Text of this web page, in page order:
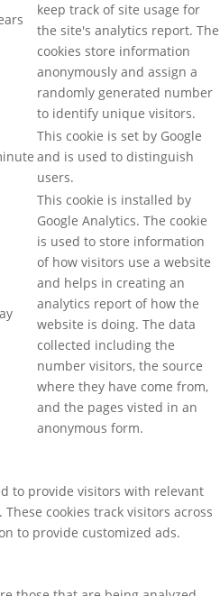
keep track of site usage for
the site's analytics report. The
cookies store information
anonymously and assign a
randomly generated number
to identify unique visitors.
This cookie is set by Google
and is used to distinguish
users.
This cookie is installed by
Google Analytics. The cookie
is used to store information
of how visitors use a website
and helps in creating an
analytics report of how the
website is doing. The data
collected including the
number visitors, the source
where they have come from,
and the pages visted in an
anonymous form.
to provide visitors with relevant
cookies track visitors across
to provide customized ads.